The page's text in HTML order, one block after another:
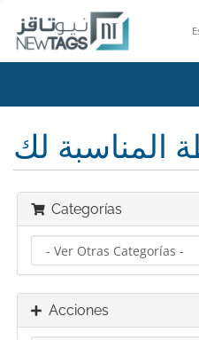
المناسبة لك
Categorías
Acciones